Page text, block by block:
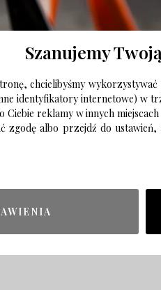
Szanujemy
chcielibyśmy
identyfikatory internetowe) w
Ciebie reklamy w innych
zgodę albo przejdź do